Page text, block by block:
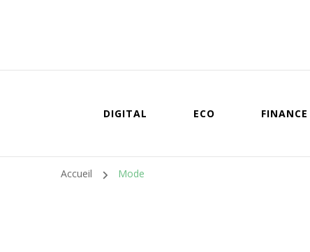
DIGITAL ECO FINANCE
Accueil Mode